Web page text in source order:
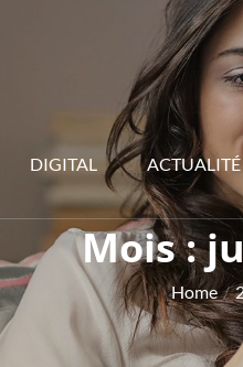
DIGITAL ACTUALITÉ
Mois :
Home